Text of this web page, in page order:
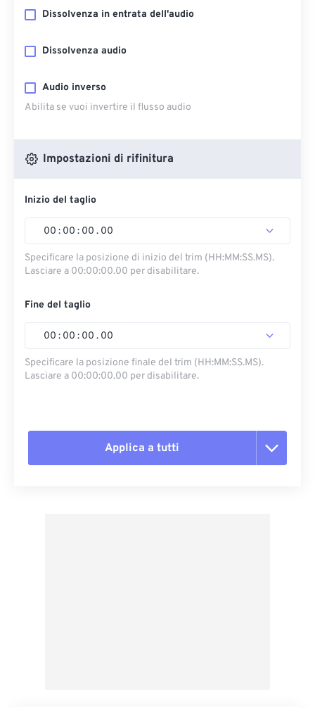
Dissolvenza in entrata dell'audio
Dissolvenza audio
Audio inverso
Abilita se vuoi invertire il flusso audio
Impostazioni di rifinitura
Inizio del taglio
00 : 00 : 00 . 00
Specificare la posizione di inizio del trim (HH:MM:SS.MS).
Lasciare a 00:00:00.00 per disabilitare.
Fine del taglio
00 : 00 : 00 . 00
Specificare la posizione finale del trim (HH:MM:SS.MS).
Lasciare a 00:00:00.00 per disabilitare.
Applica a tutti